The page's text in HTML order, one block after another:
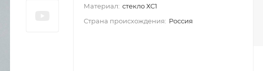
Материал: стекло ХС1
Страна происхождения: Россия